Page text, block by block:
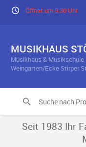
Öffnet um 9:30 Uhr
MUSIKHAUS
Musikhaus & Musikschule
Weingarten/Ecke Stirper
Seit 1983 Ihr